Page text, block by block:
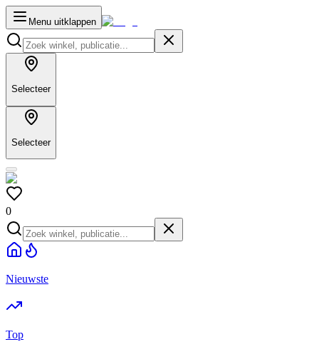
Menu uitklappen
Selecteer
Selecteer
0
Nieuwste
Top